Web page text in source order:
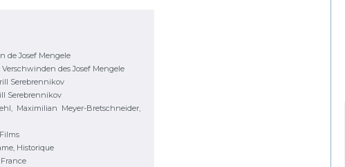
de Josef Mengele
Verschwinden des Josef Mengele
Serebrennikov
Serebrennikov
Maximilian Meyer-Bretschneider,
Historique